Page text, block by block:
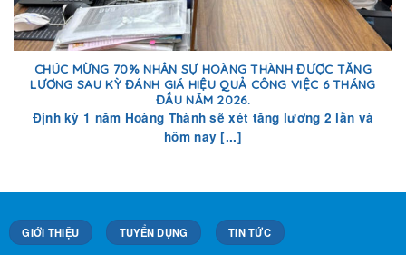
CHÚC MỪNG 70% NHÂN SỰ HOÀNG THÀNH ĐƯỢC TĂNG
LƯƠNG SAU KỲ ĐÁNH GIÁ HIỆU QUẢ CÔNG VIỆC 6 THÁNG
ĐẦU NĂM 2026.
Định kỳ 1 năm Hoàng Thành sẽ xét tăng lương 2 lần và
hôm nay [...]
GIỚI THIỆU TUYỂN DỤNG TIN TỨC